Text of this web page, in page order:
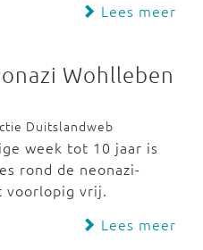
Lees meer
Wohlleben
Duitslandweb
week tot 10 jaar is
rond de neonazi-
voorlopig vrij.
Lees meer